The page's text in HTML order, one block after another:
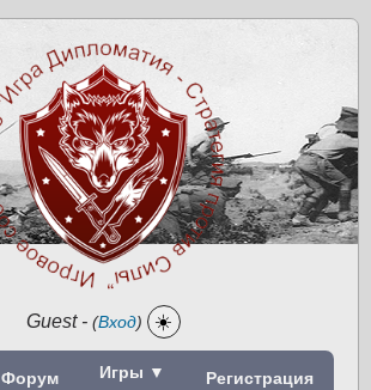
Guest- (Вход) ☀️
Форум Игры ▼ Регистрация